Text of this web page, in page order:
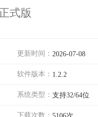
式版
更新时间： 2026-07-08
软件版本： 1.2.2
系统类型： 支持32/64位
下载次数：